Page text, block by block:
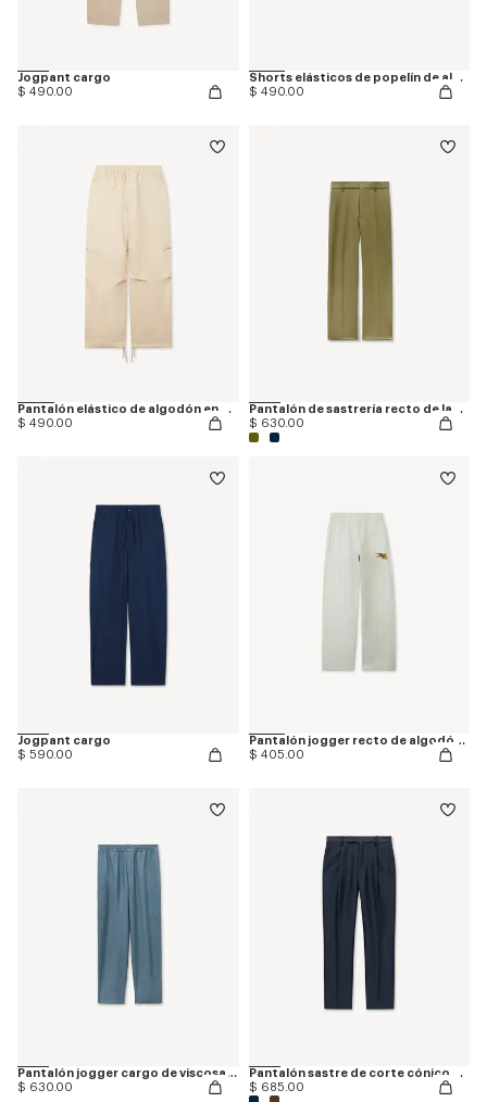
Jogpant cargo
$ 490.00
Shorts elásticos de popelín de algodón 'KENZO Loves'
$ 490.00
Pantalón elástico de algodón en espiga
$ 490.00
Pantalón de sastrería recto de lana virgen
$ 630.00
Jogpant cargo
$ 590.00
Pantalón jogger recto de algodón 'KENZO Jumping Tiger'
$ 405.00
Pantalón jogger cargo de viscosa y lana
$ 630.00
Pantalón sastre de corte cónico de lana virgen y seda
$ 685.00